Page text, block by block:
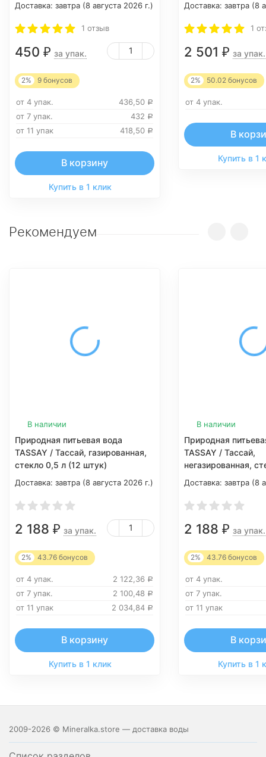
Доставка: завтра (8 августа 2026 г.)
1 отзыв
450 ₽ за упак.
2% 9 бонусов
от 4 упак. 436,50 Р
от 7 упак. 432 Р
от 11 упак 418,50 Р
В корзину
Купить в 1 клик
Доставка: завтра (8
1
2 501 ₽ за упак.
2% 50.02 бонусов
от 4 упак.
В
Купить в 1
Рекомендуем
В наличии
Природная питьевая вода
TASSAY / Тассай, газированная,
стекло 0,5 л (12 штук)
Доставка: завтра (8 августа 2026 г.)
2 188 ₽ за упак.
2% 43.76 бонусов
от 4 упак. 2 122,36 Р
от 7 упак. 2 100,48 Р
от 11 упак 2 034,84 Р
В корзину
Купить в 1 клик
В наличии
Природная
TASSAY / Тассай,
негазированная,
штук)
Доставка: завтра (8
2 188 ₽ за упак.
2% 43.76 бонусов
от 4 упак.
от 7 упак.
от 11 упак
В
Купить в 1
2009-2026 © Mineralka.store — доставка воды